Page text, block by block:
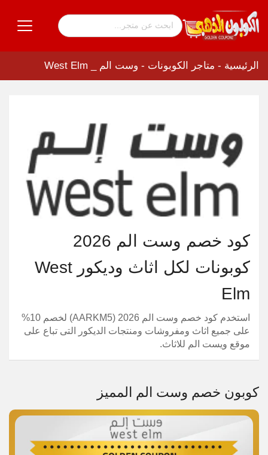
الرئيسية - متاجر الكوبونات - وست الم _ West Elm
كود خصم وست الم 2026
كوبونات لكل اثاث وديكور West
Elm
استخدم كود خصم وست الم 2026 (AARKM5) لخصم 10%
على جميع اثاث ومفروشات ومنتجات الديكور التى تباع على
موقع ويست الم للاثاث.
كوبون خصم وست الم المميز